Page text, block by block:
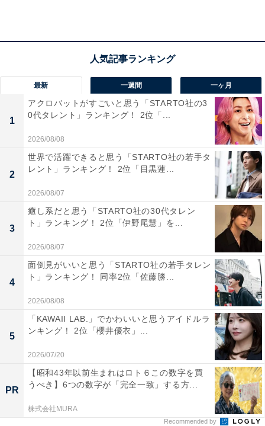
入った明石焼は、だしにつけて食べるのが特徴で、たこ
焼きとはまた違ったやさしい味わいが魅力です。兵庫県
明石市の名物として地元の人々に愛されてきたこの料理
は、旅先でほっとするような温かさを感じさせてくれま
す」（40代女性／滋賀県）、「ふわふわの生地とだしの
組み合わせが他では味わえなくて、旅先で食べるとより
美味しく感じそうだから」（30代女性／秋田県）といっ
た声が集まりました。
最新 一週間 一ヶ月
1
アクロバットがすごいと思う「STARTO社の3
0代タレント」ランキング！ 2位「...
2026/08/08
2
世界で活躍できると思う「STARTO社の若手タ
レント」ランキング！ 2位「目黒蓮...
2026/08/07
3
癒し系だと思う「STARTO社の30代タレン
ト」ランキング！ 2位「伊野尾慧」を...
2026/08/07
4
面倒見がいいと思う「STARTO社の若手タレン
ト」ランキング！ 同率2位「佐藤勝...
2026/08/08
5
「KAWAII LAB.」でかわいいと思うアイドルラ
ンキング！ 2位「櫻井優衣」...
2026/07/20
PR
【昭和43年以前生まれはロト６この数字を買
うべき】6つの数字が「完全一致」する方...
株式会社MURA
Recommended by